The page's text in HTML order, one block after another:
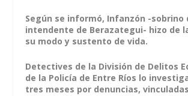
Según se informó, Infanzón -sobrino
intendente de Berazategui- hizo de
su modo y sustento de vida.
Detectives de la División de Delitos
de la Policía de Entre Ríos lo
tres meses por denuncias,